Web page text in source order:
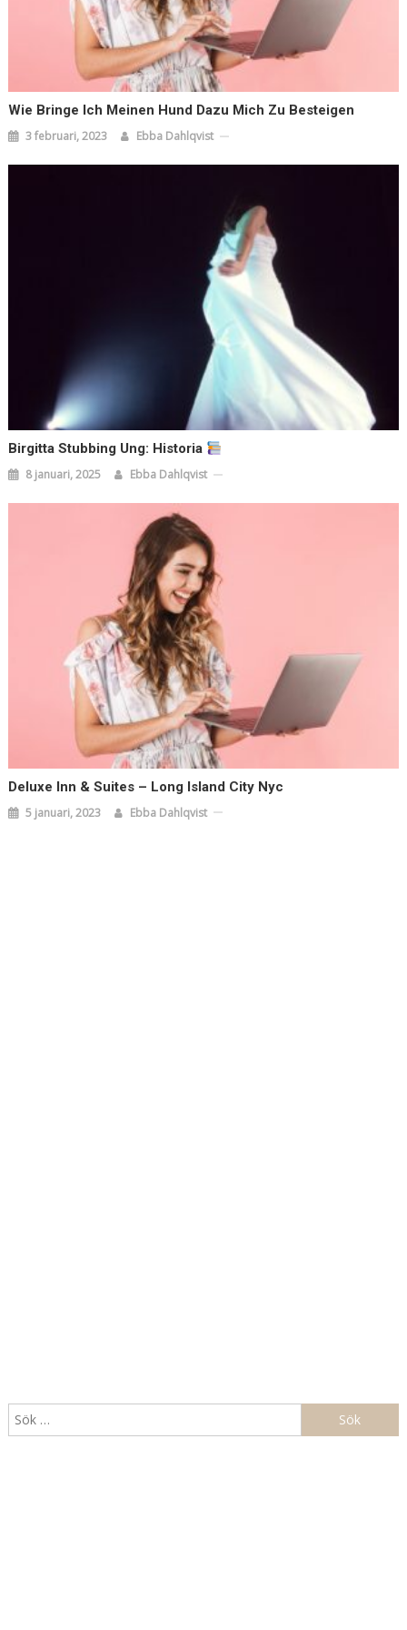
Wie Bringe Ich Meinen Hund Dazu Mich Zu Besteigen
3 februari, 2023 Ebba Dahlqvist
Birgitta Stubbing Ung: Historia
8 januari, 2025 Ebba Dahlqvist
Deluxe Inn & Suites – Long Island City Nyc
5 januari, 2023 Ebba Dahlqvist
efter: